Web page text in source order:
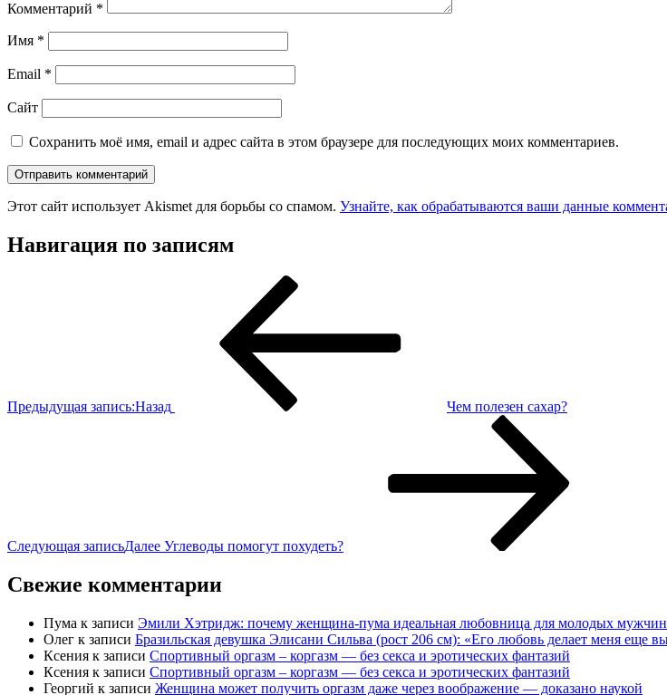
Комментарий *
Имя *
Email *
Сайт
Сохранить моё имя, email и адрес сайта в этом браузере для последующих моих комментариев.
Этот сайт использует Akismet для борьбы со спамом. Узнайте, как обрабатываются ваши данные
Навигация по записям
Предыдущая запись:Назад Чем полезен сахар?
Следующая записьДалее Углеводы помогут похудеть?
Свежие комментарии
Пума к записи Эмили Хэтридж: почему женщина-пума идеальная любовница для молодых мужчин
Олег к записи Бразильская девушка Элисани Сильва (рост 206 см): «Его любовь делает меня еще
Ксения к записи Спортивный оргазм – коргазм — без секса и эротических фантазий
Ксения к записи Спортивный оргазм – коргазм — без секса и эротических фантазий
Георгий к записи Женщина может получить оргазм даже через воображение — доказано наукой